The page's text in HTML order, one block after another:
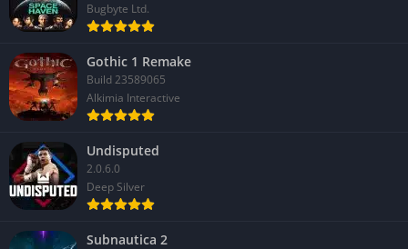
Bugbyte Ltd.
Gothic 1 Remake
Build 23589065
Alkimia Interactive
Undisputed
2.0.6.0
Deep Silver
Subnautica 2